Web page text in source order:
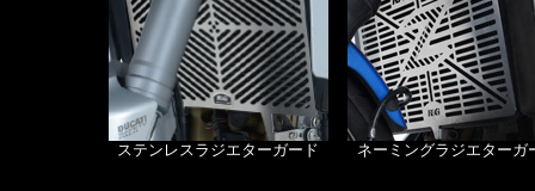
ステンレスラジエターガード ネーミングラジエターガ